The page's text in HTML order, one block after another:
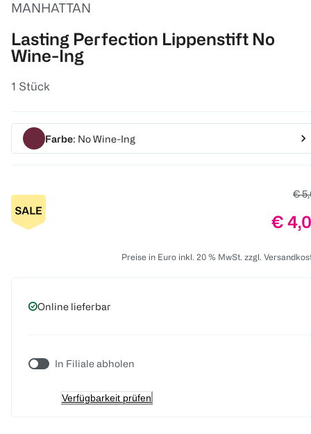
MANHATTAN
Lasting Perfection Lippenstift No
Wine-Ing
1 Stück
Farbe: No Wine-Ing
€
€
Preise in Euro inkl. 20 % MwSt. zzgl.
Online lieferbar
In Filiale abholen
Verfügbarkeit prüfen